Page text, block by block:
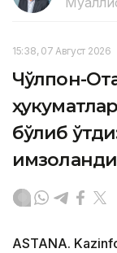
15:38, 07 Август 2026
Чўлпон-
бўлиб
имзоланди
ASTANA.